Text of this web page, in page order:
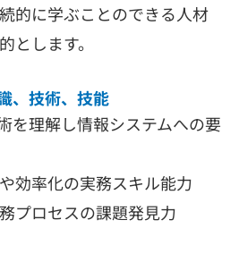
的に学ぶことのできる人材
とします。
、技術、技能
を理解し情報システムへの要
効率化の実務スキル能力
プロセスの課題発見力